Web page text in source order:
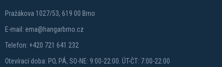
Pražákova 1027/53, 619 00 Brno
E-mail: ema@hangarbrno.cz
Telefon: +420 721 641 232
Otevírací doba: PO, PÁ, SO-NE: 9:00-22:00. ÚT-ČT: 7:00-22:00